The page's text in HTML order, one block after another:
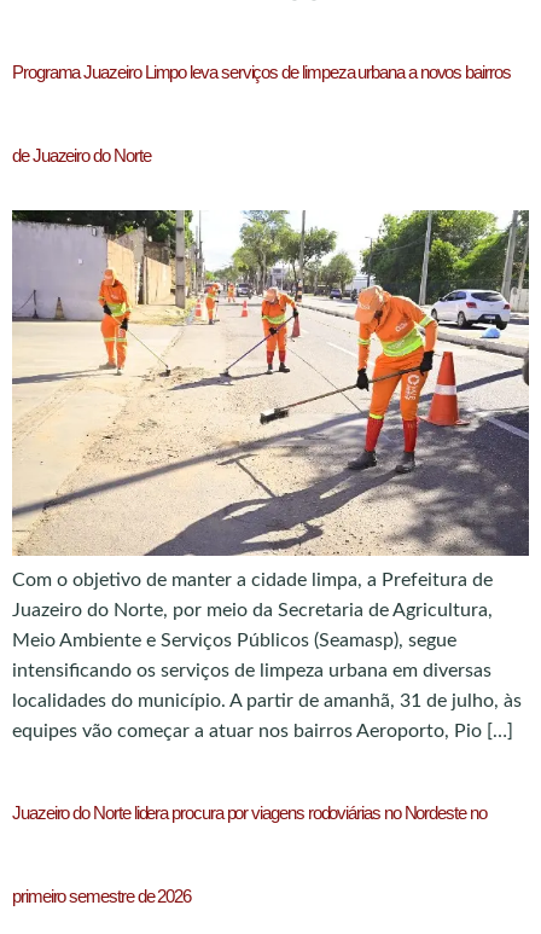
Programa Juazeiro Limpo leva serviços de limpeza urbana a novos bairros
de Juazeiro do Norte
Com o objetivo de manter a cidade limpa, a Prefeitura de
Juazeiro do Norte, por meio da Secretaria de Agricultura,
Meio Ambiente e Serviços Públicos (Seamasp), segue
intensificando os serviços de limpeza urbana em diversas
localidades do município. A partir de amanhã, 31 de julho, às
equipes vão começar a atuar nos bairros Aeroporto, Pio […]
Juazeiro do Norte lidera procura por viagens rodoviárias no Nordeste no
primeiro semestre de 2026